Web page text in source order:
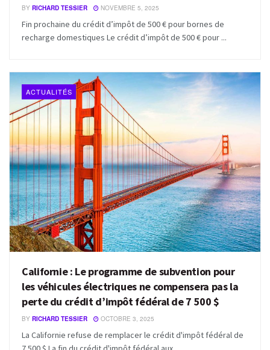
BY RICHARD TESSIER NOVEMBRE 5, 2025
Fin prochaine du crédit d’impôt de 500 € pour bornes de
recharge domestiques Le crédit d’impôt de 500 € pour ...
ACTUALITÉS
Californie : Le programme de subvention pour
les véhicules électriques ne compensera pas la
perte du crédit d’impôt fédéral de 7 500 $
BY RICHARD TESSIER OCTOBRE 3, 2025
La Californie refuse de remplacer le crédit d'impôt fédéral de